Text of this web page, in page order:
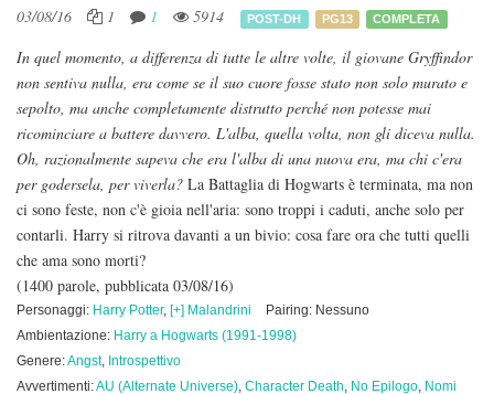
03/08/16 1 1 5914 POST-DH PG13 COMPLETA
In quel momento, a differenza di tutte le altre volte, il giovane Gryffindor
non sentiva nulla, era come se il suo cuore fosse stato non solo murato e
sepolto, ma anche completamente distrutto perché non potesse mai
ricominciare a battere davvero. L'alba, quella volta, non gli diceva nulla.
Oh, razionalmente sapeva che era l'alba di una nuova era, ma chi c'era
per godersela, per viverla? La Battaglia di Hogwarts è terminata, ma non
ci sono feste, non c'è gioia nell'aria: sono troppi i caduti, anche solo per
contarli. Harry si ritrova davanti a un bivio: cosa fare ora che tutti quelli
che ama sono morti?
(1400 parole, pubblicata 03/08/16)
Personaggi: Harry Potter, [+] Malandrini
Pairing: Nessuno
Ambientazione: Harry a Hogwarts (1991-1998)
Genere:Angst, Introspettivo
Avvertimenti:AU (Alternate Universe), Character Death, No Epilogo, Nomi